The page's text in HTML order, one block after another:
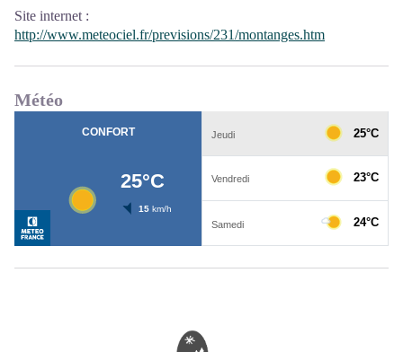
Site internet :
http://www.meteociel.fr/previsions/231/montanges.htm
Météo